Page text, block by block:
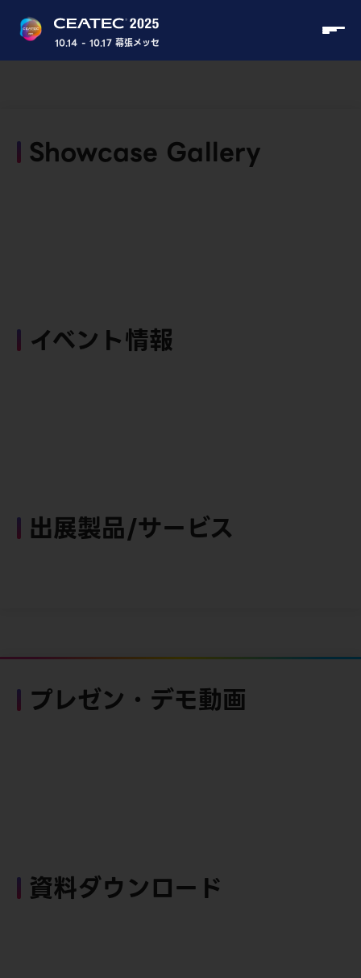
10.14 - 10.17 幕張メッセ
Showcase Gallery
イベント情報
出展製品/サービス
プレゼン・デモ動画
資料ダウンロード